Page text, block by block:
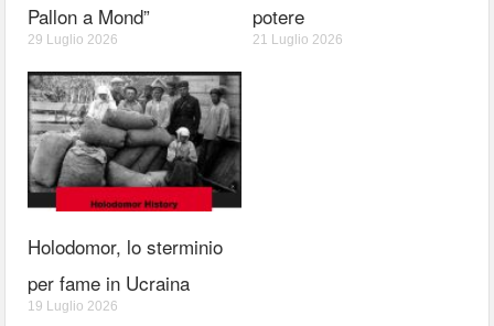
Pallon a Mond”
29 Luglio 2026
potere
21 Luglio 2026
Holodomor, lo sterminio
per fame in Ucraina
19 Luglio 2026